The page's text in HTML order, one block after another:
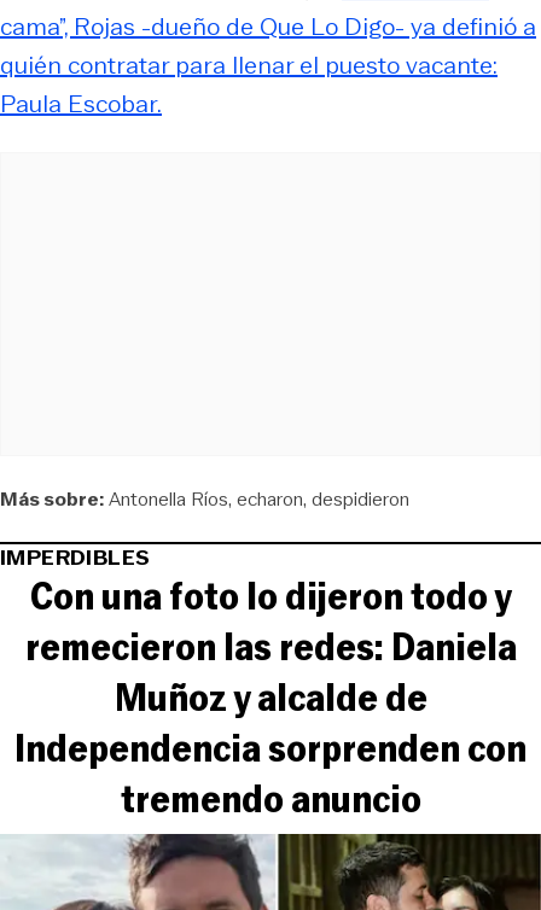
cama”, Rojas -dueño de Que Lo Digo- ya definió a
quién contratar para llenar el puesto vacante:
Paula Escobar.
Más sobre:Antonella Ríos echaron despidieron
IMPERDIBLES
Con una foto lo dijeron todo y
remecieron las redes: Daniela
Muñoz y alcalde de
Independencia sorprenden con
tremendo anuncio